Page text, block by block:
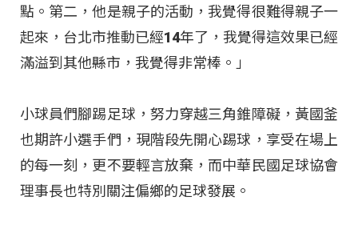
點。第二，他是親子的活動，我覺得很難得親子一
起來，台北市推動已經14年了，我覺得這效果已經
滿溢到其他縣市，我覺得非常棒。」
小球員們腳踢足球，努力穿越三角錐障礙，黃國釜
也期許小選手們，現階段先開心踢球，享受在場上
的每一刻，更不要輕言放棄，而中華民國足球協會
理事長也特別關注偏鄉的足球發展。